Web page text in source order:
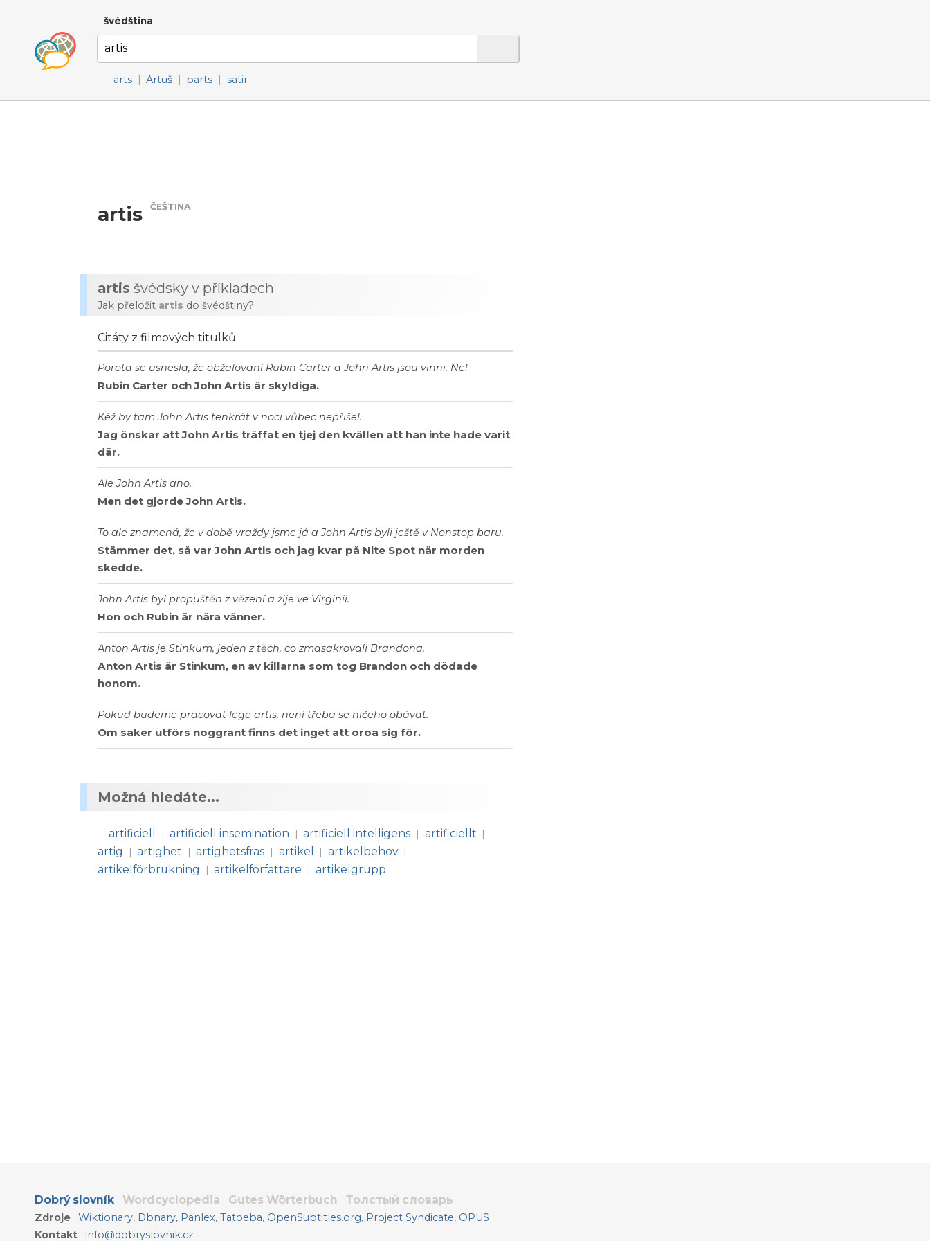
švédština
arts | Artuš | parts | satir
artis ČEŠTINA
artis švédsky v příkladech
Jak přeložit artis do švédštiny?
Citáty z filmových titulků
Porota se usnesla, že obžalovaní Rubin Carter a John Artis jsou vinni. Ne!
Rubin Carter och John Artis är skyldiga.
Kéž by tam John Artis tenkrát v noci vůbec nepřišel.
Jag önskar att John Artis träffat en tjej den kvällen att han inte hade varit
där.
Ale John Artis ano.
Men det gjorde John Artis.
To ale znamená, že v době vraždy jsme já a John Artis byli ještě v Nonstop baru.
Stämmer det, så var John Artis och jag kvar på Nite Spot när morden
skedde.
John Artis byl propuštěn z vězení a žije ve Virginii.
Hon och Rubin är nära vänner.
Anton Artis je Stinkum, jeden z těch, co zmasakrovali Brandona.
Anton Artis är Stinkum, en av killarna som tog Brandon och dödade
honom.
Pokud budeme pracovat lege artis, není třeba se ničeho obávat.
Om saker utförs noggrant finns det inget att oroa sig för.
Možná hledáte...
artificiell | artificiell insemination | artificiell intelligens | artificiellt |
artig | artighet | artighetsfras | artikel | artikelbehov |
artikelförbrukning | artikelförfattare | artikelgrupp
Dobrý slovník Wordcyclopedia Gutes Wörterbuch Толстый словарь
Zdroje Wiktionary, Dbnary, Panlex,Tatoeba, OpenSubtitles.org, Project Syndicate, OPUS
Kontakt
info@dobryslovnik.cz